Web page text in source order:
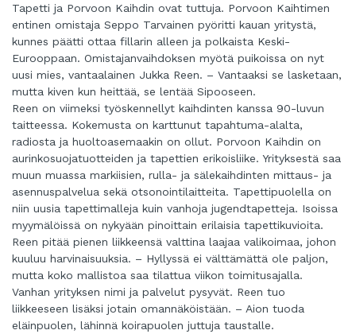
Tapetti ja Porvoon Kaihdin ovat tuttuja. Porvoon Kaihtimen
entinen omistaja Seppo Tarvainen pyöritti kauan yritystä,
kunnes päätti ottaa fillarin alleen ja polkaista Keski-
Eurooppaan. Omistajanvaihdoksen myötä puikoissa on nyt
uusi mies, vantaalainen Jukka Reen. – Vantaaksi se lasketaan,
mutta kiven kun heittää, se lentää Sipooseen.
Reen on viimeksi työskennellyt kaihdinten kanssa 90-luvun
taitteessa. Kokemusta on karttunut tapahtuma-alalta,
radiosta ja huoltoasemaakin on ollut. Porvoon Kaihdin on
aurinkosuojatuotteiden ja tapettien erikoisliike. Yrityksestä saa
muun muassa markiisien, rulla- ja sälekaihdinten mittaus- ja
asennuspalvelua sekä otsonointilaitteita. Tapettipuolella on
niin uusia tapettimalleja kuin vanhoja jugendtapetteja. Isoissa
myymälöissä on nykyään pinoittain erilaisia tapettikuvioita.
Reen pitää pienen liikkeensä valttina laajaa valikoimaa, johon
kuuluu harvinaisuuksia. – Hyllyssä ei välttämättä ole paljon,
mutta koko mallistoa saa tilattua viikon toimitusajalla.
Vanhan yrityksen nimi ja palvelut pysyvät. Reen tuo
liikkeeseen lisäksi jotain omannäköistään. – Aion tuoda
eläinpuolen, lähinnä koirapuolen juttuja taustalle.